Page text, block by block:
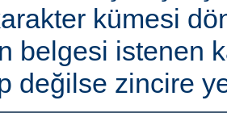
kümesi
belgesi istenen
değilse zincire